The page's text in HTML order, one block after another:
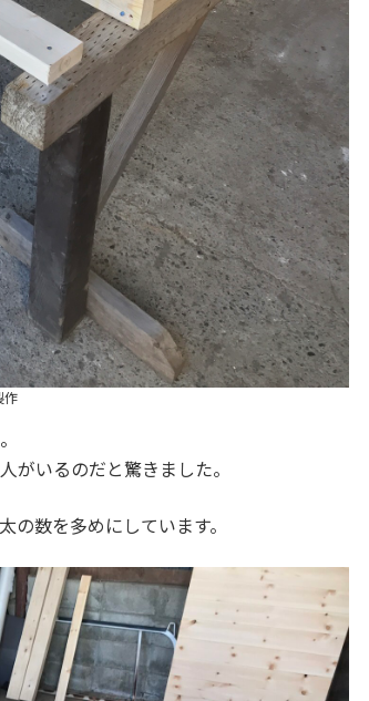
作
がいるのだと驚きました。
の数を多めにしています。